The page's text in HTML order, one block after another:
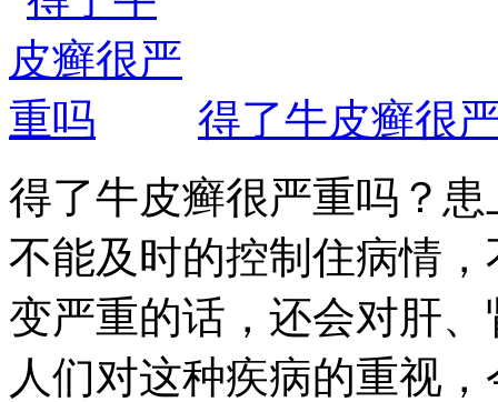
得了牛皮癣很
得了牛皮癣很严重吗？
不能及时的控制住病情
变严重的话，还会对肝
人们对这种疾病的重视